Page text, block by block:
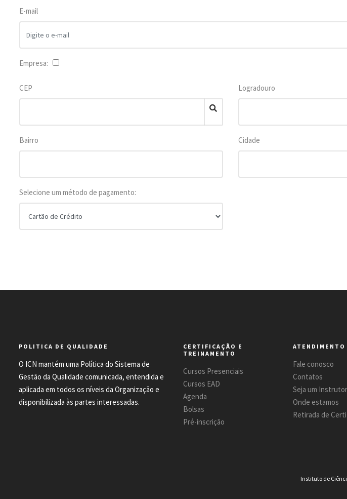
E-mail
Empresa:
CEP Logradouro
Bairro Cidade
Selecione um método de pagamento:
POLITICA DE QUALIDADE
O ICN mantém uma Política do Sistema de
Gestão da Qualidade comunicada, entendida e
aplicada em todos os níveis da Organização e
disponibilizada às partes interessadas.
CERTIFICAÇÃO E
TREINAMENTO
Cursos Presenciais
Cursos EAD
Agenda
Bolsas
Pré-inscrição
ATENDIMENTO
Fale conosco
Contatos
Seja um Instrutor
Onde estamos
Retirada de
Instituto de